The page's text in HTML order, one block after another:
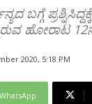
ಹೋರಾಟ
2020, 5:18 PM
WhatsApp